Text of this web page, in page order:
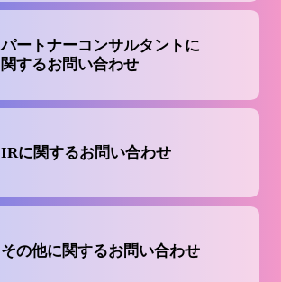
パートナーコンサルタントに
関するお問い合わせ
IRに関するお問い合わせ
その他に関するお問い合わせ